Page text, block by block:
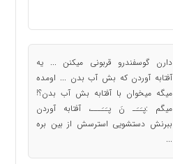
دارن گوسفندرو قربونی میکنن ... یه
آفتابه آوردن که بش آب بدن ... اومده
میگه میخوان با آفتابه بش آب بدن؟!
میگم :پـَـَـ نَ پـَـَـــ، آفتابه آوردن
ببرنش دستشویی استرسش از بین بره
...